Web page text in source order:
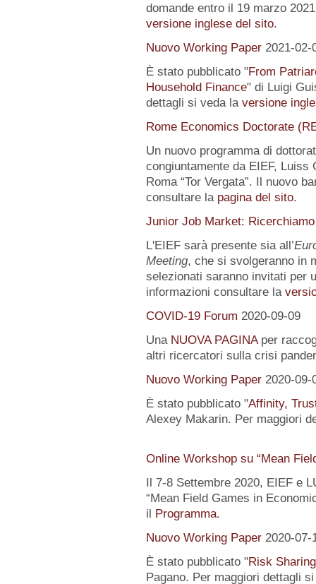
domande entro il 19 marzo
versione inglese del sito.
Nuovo Working Paper 2021-02-
È stato pubblicato "From
Household Finance" di Luigi
dettagli si veda la versione
Rome Economics Doctorate
Un nuovo programma di
congiuntamente da EIEF, Luiss
Roma “Tor Vergata”. Il nuovo
consultare la pagina del sito.
Junior Job Market:
L'EIEF sarà presente sia all’
Meeting, che si svolgeranno in
selezionati saranno invitati per
informazioni consultare la
COVID-19 Forum 2020-09-09
Una NUOVA PAGINAper
altri ricercatori sulla crisi
Nuovo Working Paper 2020-09-
È stato pubblicato "Affinity,
Alexey Makarin. Per maggiori
Online Workshop su “Mean
Il 7-8 Settembre 2020, EIEF e
“Mean Field Games in
il Programma.
Nuovo Working Paper 2020-07-
È stato pubblicato "Risk
Pagano. Per maggiori dettagli